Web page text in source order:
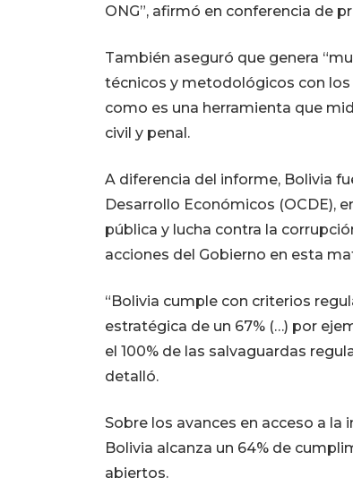
ONG”, afirmó en conferencia de
También aseguró que genera
técnicos y metodológicos con los
como es una herramienta que
civil y penal.
A diferencia del informe, Bolivia
Desarrollo Económicos (OCDE),
pública y lucha contra la
acciones del Gobierno en esta
“Bolivia cumple con criterios
estratégica de un 67% (…) por
el 100% de las salvaguardas
detalló.
Sobre los avances en acceso a la
Bolivia alcanza un 64% de
abiertos.